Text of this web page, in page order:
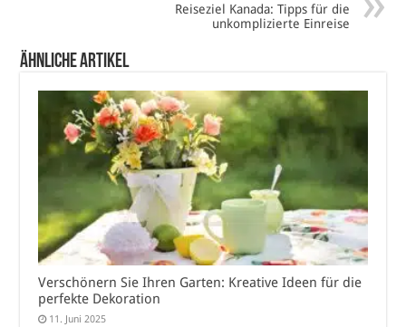
Reiseziel Kanada: Tipps für die
unkomplizierte Einreise
Ähnliche Artikel
Verschönern Sie Ihren Garten: Kreative Ideen für die
perfekte Dekoration
11. Juni 2025